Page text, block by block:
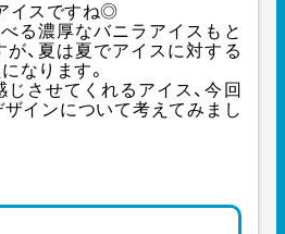
イスですね◎
る濃厚なバニラアイスもと
、夏は夏でアイスに対する
なります。
させてくれるアイス、今回
インについて考えてみまし